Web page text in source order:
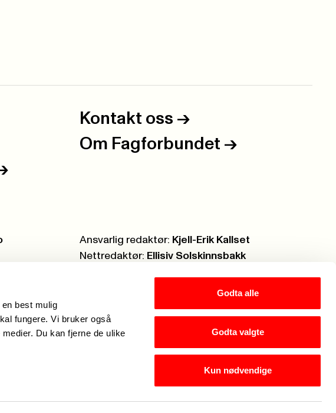
best mulig
fungere. Vi bruker også
Du kan fjerne de ulike
Godta alle
Godta valgte
Kun nødvendige
Kontakt oss ->
Om Fagforbundet ->
Ansvarlig redaktør: Kjell-Erik Kallset
Nettredaktør: Ellisiv Solskinnsbakk